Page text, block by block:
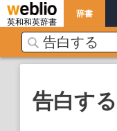
英和和英辞書
辞書
告白する